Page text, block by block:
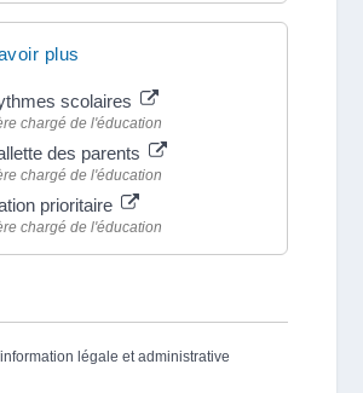
plus
scolaires
chargé de l'éducation
des parents
chargé de l'éducation
prioritaire
chargé de l'éducation
légale et administrative